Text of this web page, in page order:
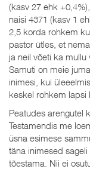
(kasv 27 ehk
naisi 4371 (kasv 1
2,5 korda rohkem
pastor ütles, et
ja neil võeti ka
Samuti on meie
inimesi, kui
keskel rohkem lapsi
Peatudes arengutel
Testamendis me
üsna esimese
täna inimesed
tõestama. Nii ei